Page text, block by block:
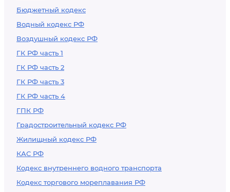
Бюджетный кодекс
Водный кодекс РФ
Воздушный кодекс РФ
ГК РФ часть 1
ГК РФ часть 2
ГК РФ часть 3
ГК РФ часть 4
ГПК РФ
Градостроительный кодекс РФ
Жилищный кодекс РФ
КАС РФ
Кодекс внутреннего водного транспорта
Кодекс торгового мореплавания РФ